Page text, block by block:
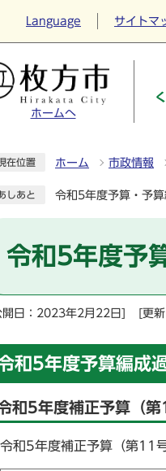
Language サイトマ
ホームへ
在位置 ホーム 市政情報
しあと 令和5年度予算・予
令和5年度予
開日：2023年2月22日] [更
和5年度予算編成
和5年度補正予算（
令和5年度補正予算（第11